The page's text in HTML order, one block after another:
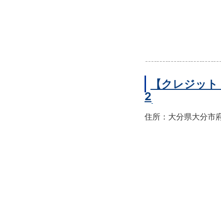
【クレジッ
2
住所：大分県大分市